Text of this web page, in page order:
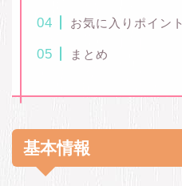
お気に入りポイント
まとめ
基本情報